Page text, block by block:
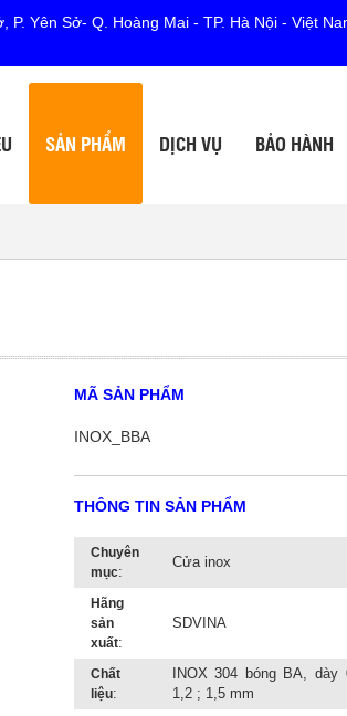
Yên Sở- Q. Hoàng Mai - TP. Hà Nội - Việt
SẢN PHẨM DỊCH VỤ BẢO HÀNH
MÃ SẢN PHẨM
INOX_BBA
THÔNG TIN SẢN PHẨM
Chuyên
mục:
Cửa inox
Hãng
sản
xuất:
SDVINA
Chất
liệu:
INOX 304 bóng BA,
1,2 ; 1,5 mm